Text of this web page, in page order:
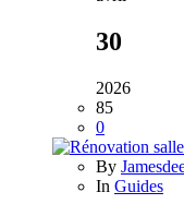
30
2026
85
0
By
In Guides